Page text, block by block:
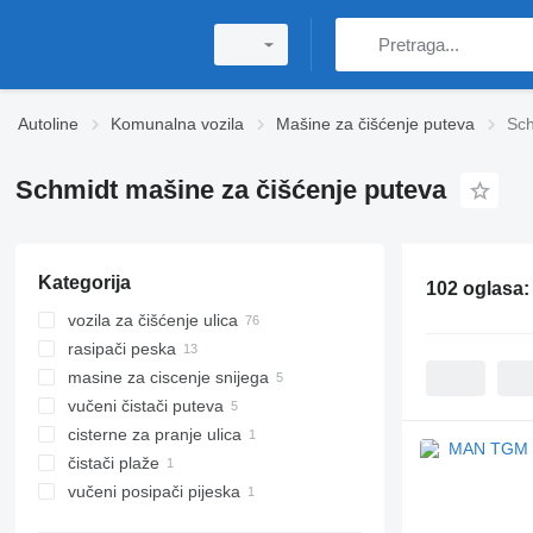
Autoline Komunalna vozila Mašine za čišćenje puteva
Schmidt mašine za čišćenje puteva
Kategorija
vozila za čišćenje ulica
rasipači peska
masine za ciscenje snijega
vučeni čistači puteva​
cisterne za pranje ulica
čistači plaže
vučeni posipači pijeska
102 oglasa: